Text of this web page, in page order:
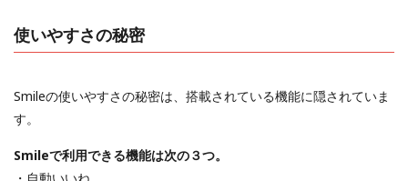
使いやすさの秘密
Smileの使いやすさの秘密は、搭載されている機能に隠されていま
す。
Smileで利用できる機能は次の３つ。
・自動いいね